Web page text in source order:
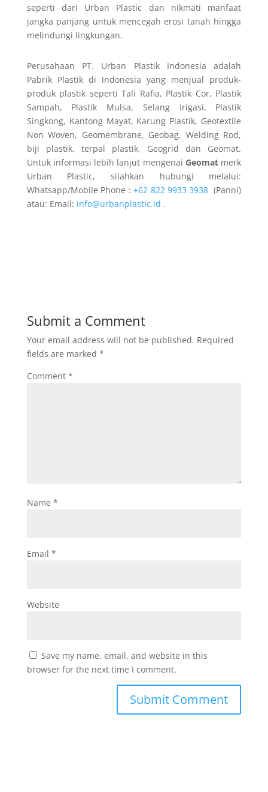
seperti dari Urban Plastic dan nikmati manfaat
jangka panjang untuk mencegah erosi tanah hingga
melindungi lingkungan.
Perusahaan PT. Urban Plastik Indonesia adalah
Pabrik Plastik di Indonesia yang menjual produk-
produk plastik seperti Tali Rafia, Plastik Cor, Plastik
Sampah, Plastik Mulsa, Selang Irigasi, Plastik
Singkong, Kantong Mayat, Karung Plastik, Geotextile
Non Woven, Geomembrane, Geobag, Welding Rod,
biji plastik, terpal plastik, Geogrid dan Geomat.
Untuk informasi lebih lanjut mengenai Geomat merk
Urban Plastic, silahkan hubungi melalui:
Whatsapp/Mobile Phone :+62 822 9933 3938 (Panni)
atau: Email: info@urbanplastic.id .
Submit a Comment
Your email address will not be published. Required
fields are marked *
Comment *
Name *
Email *
Website
Save my name, email, and website in this
browser for the next time I comment.